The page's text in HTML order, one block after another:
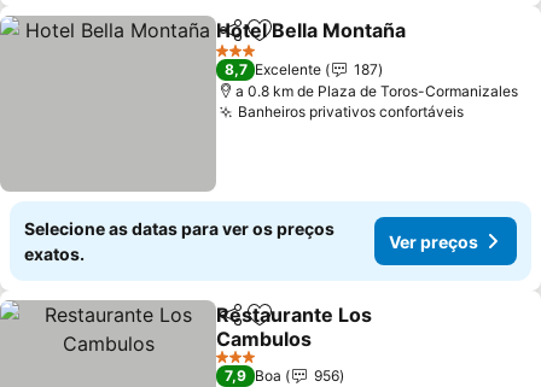
PartilharAdicionar aos favoritos
Hotel Bella Montaña
3 Estrelas
8,7 Excelente
187
a 0.8 km de Plaza de Toros-Cormanizales
Banheiros privativos confortáveis
Selecione as datas para ver os preços
exatos.
Ver preços
PartilharAdicionar aos favoritos
Restaurante Los
Cambulos
3 Estrelas
7,9 Boa
956